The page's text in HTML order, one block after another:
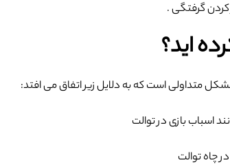
کردن گرفتگی .
اید؟
متداولی است که به دلایل زیر اتفاق می افتد:
اسباب بازی در توالت
چاه توالت